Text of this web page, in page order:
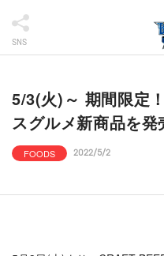
SNS
5/3(火)～ 期間限定
スグルメ新商品を発
FOODS 2022/5/2